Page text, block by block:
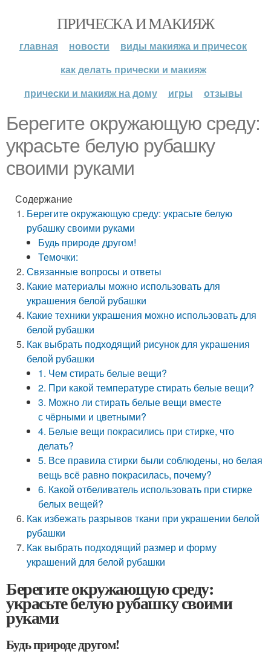
ПРИЧЕСКА И МАКИЯЖ
главная новости
виды макияжа и причесок
как делать прически и макияж
прически и макияж на дому
игры отзывы
Берегите окружающую среду:
украсьте белую рубашку
своими руками
Содержание
Берегите окружающую среду: украсьте белую
рубашку своими руками
Будь природе другом!
Темочки:
Связанные вопросы и ответы
Какие материалы можно использовать для
украшения белой рубашки
Какие техники украшения можно использовать для
белой рубашки
Как выбрать подходящий рисунок для украшения
белой рубашки
1. Чем стирать белые вещи?
2. При какой температуре стирать белые вещи?
3. Можно ли стирать белые вещи вместе
с чёрными и цветными?
4. Белые вещи покрасились при стирке, что
делать?
5. Все правила стирки были соблюдены, но белая
вещь всё равно покрасилась, почему?
6. Какой отбеливатель использовать при стирке
белых вещей?
Как избежать разрывов ткани при украшении белой
рубашки
Как выбрать подходящий размер и форму
украшений для белой рубашки
Берегите окружающую среду:
украсьте белую рубашку своими
руками
Будь природе другом!